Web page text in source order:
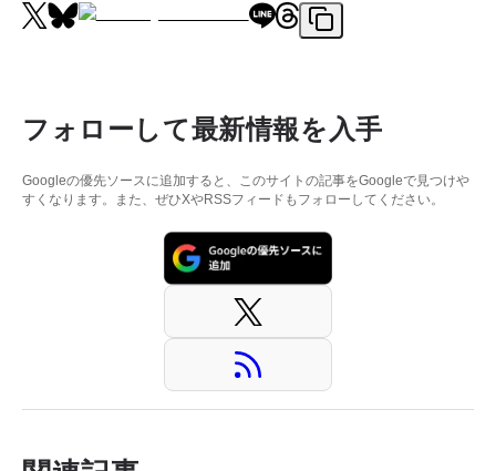
フォローして最新情報を入手
Googleの優先ソースに追加すると、このサイトの記事をGoogleで見つけや
すくなります。また、ぜひXやRSSフィードもフォローしてください。